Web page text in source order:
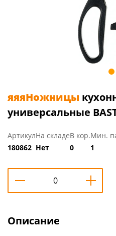
яяяНожницы
универсальные
Артикул
180862
На складе
Нет
В кор.
0
Мин.
1
Описание